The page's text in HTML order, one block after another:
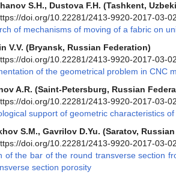
S.H., Dustova F.H. (Tashkent,
doi.org/10.22281/2413-9920-2017-03-
of mechanisms of moving of a fabric on
V.V. (Bryansk, Russian Federation)
doi.org/10.22281/2413-9920-2017-03-
of the geometrical problem in CNC
A.R. (Saint-Petersburg, Russian
doi.org/10.22281/2413-9920-2017-03-
support of geometric characteristics
S.M., Gavrilov D.Yu. (Saratov,
doi.org/10.22281/2413-9920-2017-03-
of the bar of the round transverse section
section porosity